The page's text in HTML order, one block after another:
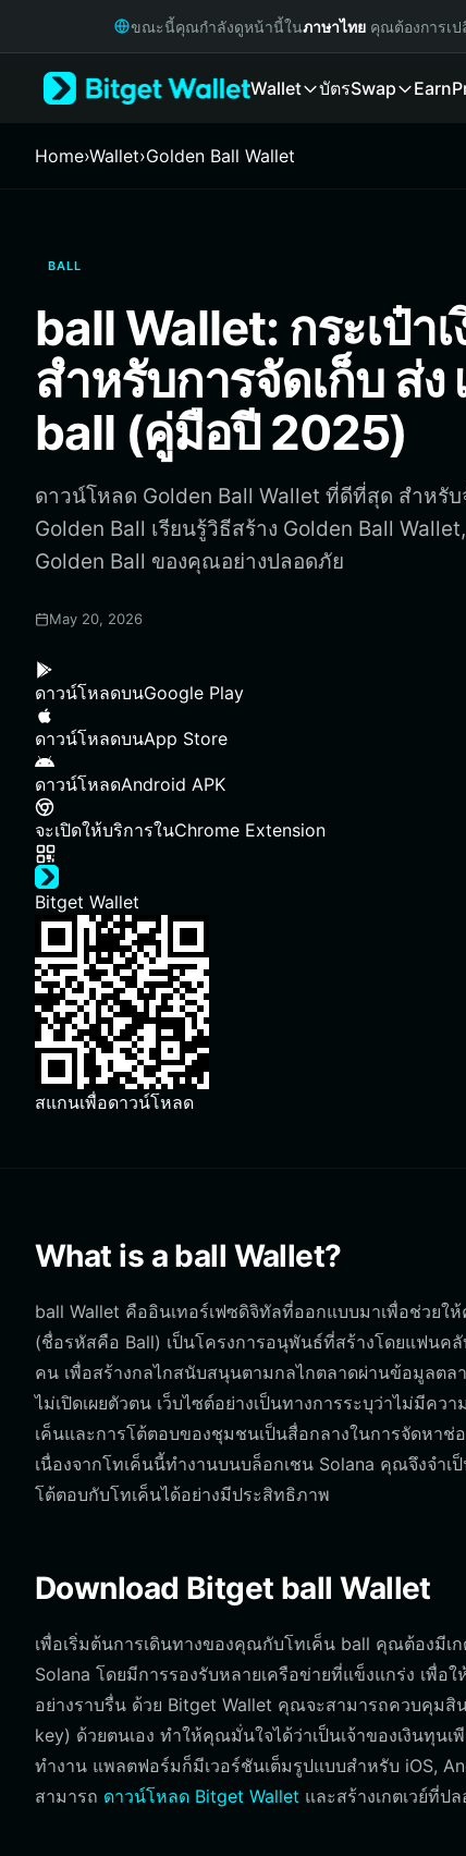
Русский
Italiano
繁體中文
Bahasa Indonesia
ภาษาไทย
Español
Português (Brasil)
Español (Argentina)
ขณะนี้คุณกำลังดูหน้านี้ในภาษาไทย คุณต้องการเ
Wallet บัตรSwap Earn
Home›Wallet›Golden Ball Wallet
BALL
ball Wallet: กระเป๋า
สำหรับการจัดเก็บ ส่ง
ball (คู่มือปี 2025)
ดาวน์โหลด Golden Ball Wallet ที่ดีที่สุด สำหรับ
Golden Ball เรียนรู้วิธีสร้าง Golden Ball
Golden Ball ของคุณอย่างปลอดภัย
May 20, 2026
ดาวน์โหลดบนGoogle Play
ดาวน์โหลดบนApp Store
ดาวน์โหลดAndroid APK
จะเปิดให้บริการในChrome Extension
Bitget Wallet
สแกนเพื่อดาวน์โหลด
What is a ball Wallet?
ball Wallet คืออินเทอร์เฟซดิจิทัลที่ออกแบบมาเพื่อช่วยใ
(ชื่อรหัสคือ Ball) เป็นโครงการอนุพันธ์ที่สร้างโดยแฟนค
คน เพื่อสร้างกลไกสนับสนุนตามกลไกตลาดผ่านข้อมูลต
ไม่เปิดเผยตัวตน เว็บไซต์อย่างเป็นทางการระบุว่าไม่มีค
เค็นและการโต้ตอบของชุมชนเป็นสื่อกลางในการจัดหา
เนื่องจากโทเค็นนี้ทำงานบนบล็อกเชน Solana คุณจึงจำเ
โต้ตอบกับโทเค็นได้อย่างมีประสิทธิภาพ
Download Bitget ball Wallet
เพื่อเริ่มต้นการเดินทางของคุณกับโทเค็น ball คุณต้องมีเ
Solana โดยมีการรองรับหลายเครือข่ายที่แข็งแกร่ง เ
อย่างราบรื่น ด้วย Bitget Wallet คุณจะสามารถควบคุม
key) ด้วยตนเอง ทำให้คุณมั่นใจได้ว่าเป็นเจ้าของเงินทุน
ทำงาน แพลตฟอร์มก็มีเวอร์ชันเต็มรูปแบบสำหรับ iOS,
สามารถ ดาวน์โหลด Bitget Wallet และสร้างเกตเวย์ที่